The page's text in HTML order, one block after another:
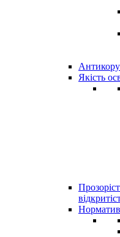
Якість